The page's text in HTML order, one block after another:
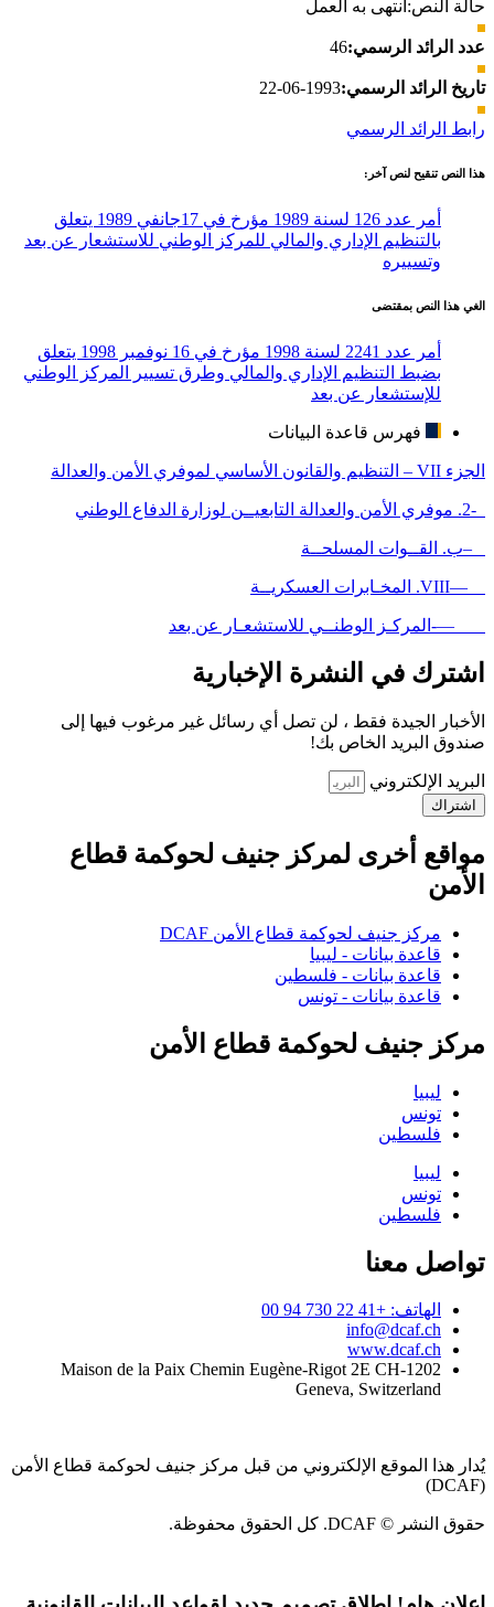
حالة النص: انتهى به العمل
عدد الرائد الرسمي:46
تاريخ الرائد الرسمي:1993-06-22
رابط الرائد الرسمي
هذا النص تنقيح لنص آخر:
أمر عدد 126 لسنة 1989 مؤرخ في 17جانفي 1989 يتعلق
بالتنظيم الإداري والمالي للمركز الوطني للاستشعار عن بعد
وتسييره
الغي هذا النص بمقتضى
أمر عدد 2241 لسنة 1998 مؤرخ في 16 نوفمبر 1998 يتعلق
بضبط التنظيم الإداري والمالي وطرق تسيير المركز الوطني
للإستشعار عن بعد
فهرس قاعدة البيانات
الجزء VII – التنظيم والقانون الأساسي لموفري الأمن والعدالة
-2. موفري الأمن والعدالة التابعيــن لوزارة الدفاع الوطني
–ب. القــوات المسلحــة
—VIII. المخـابرات العسكريــة
—-المركـز الوطنــي للاستشعـار عن بعد
اشترك في النشرة الإخبارية
الأخبار الجيدة فقط ، لن تصل أي رسائل غير مرغوب فيها إلى
صندوق البريد الخاص بك!
البريد الإلكتروني
اشتراك
مواقع أخرى لمركز جنيف لحوكمة قطاع
الأمن
مركز جنيف لحوكمة قطاع الأمن DCAF
قاعدة بيانات - ليبيا
قاعدة بيانات - فلسطين
قاعدة بيانات - تونس
مركز جنيف لحوكمة قطاع الأمن
ليبيا
تونس
فلسطين
ليبيا
تونس
فلسطين
تواصل معنا
الهاتف: +41 22 730 94 00
info@dcaf.ch
www.dcaf.ch
Maison de la Paix Chemin Eugène-Rigot 2E CH-1202
Geneva, Switzerland
يُدار هذا الموقع الإلكتروني من قبل مركز جنيف لحوكمة قطاع الأمن
(DCAF)
حقوق النشر © DCAF. كل الحقوق محفوظة.